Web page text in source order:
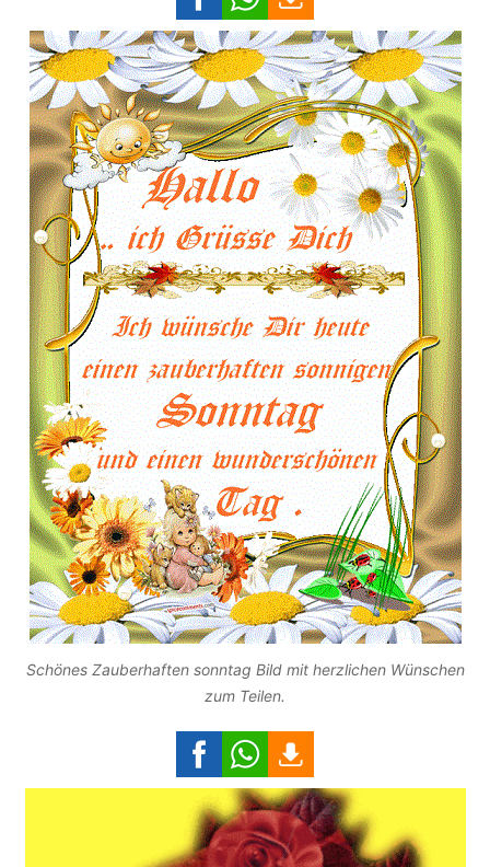
Schönes Zauberhaften sonntag Bild mit herzlichen Wünschen
zum Teilen.